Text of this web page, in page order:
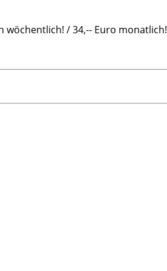
wöchentlich! / 34,-- Euro monatlich!